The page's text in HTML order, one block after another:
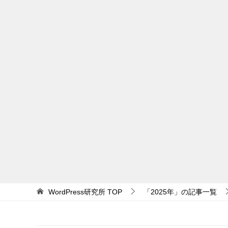
WordPress研究所 TOP 「2025年」の記事一覧